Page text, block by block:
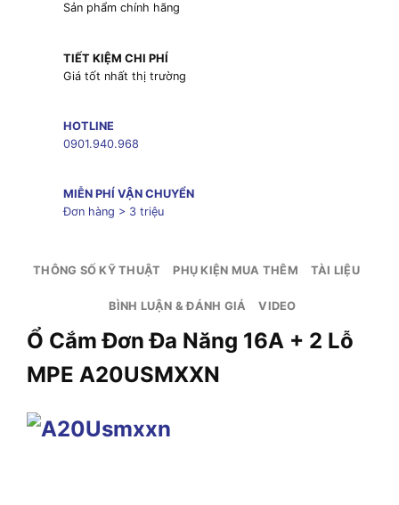
Sản phẩm chính hãng
TIẾT KIỆM CHI PHÍ
Giá tốt nhất thị trường
HOTLINE
0901.940.968
MIỄN PHÍ VẬN CHUYỂN
Đơn hàng > 3 triệu
THÔNG SỐ KỸ THUẬT PHỤ KIỆN MUA THÊM TÀI LIỆU
BÌNH LUẬN & ĐÁNH GIÁ VIDEO
Ổ Cắm Đơn Đa Năng 16A + 2 Lỗ
MPE A20USMXXN